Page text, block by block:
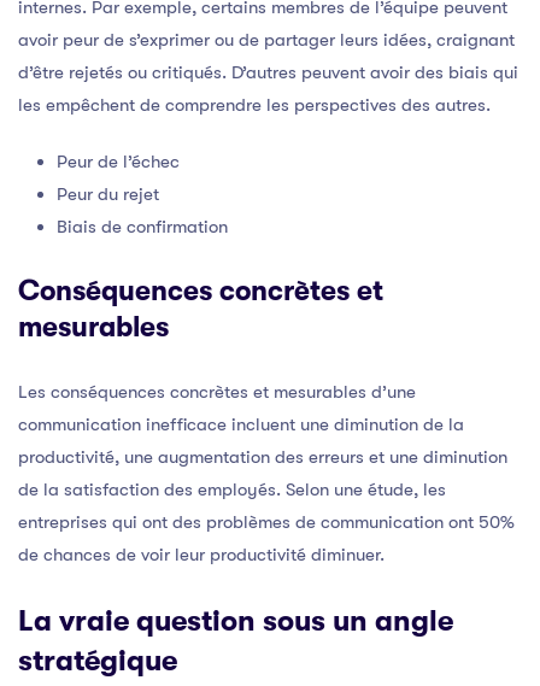
internes. Par exemple, certains membres de l’équipe peuvent
avoir peur de s’exprimer ou de partager leurs idées, craignant
d’être rejetés ou critiqués. D’autres peuvent avoir des biais qui
les empêchent de comprendre les perspectives des autres.
Peur de l’échec
Peur du rejet
Biais de confirmation
Conséquences concrètes et
mesurables
Les conséquences concrètes et mesurables d’une
communication inefficace incluent une diminution de la
productivité, une augmentation des erreurs et une diminution
de la satisfaction des employés. Selon une étude, les
entreprises qui ont des problèmes de communication ont 50%
de chances de voir leur productivité diminuer.
La vraie question sous un angle
stratégique